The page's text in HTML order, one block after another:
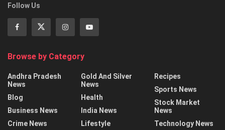
Follow Us
Browse by Category
Andhra Pradesh
News
Blog
Business News
Crime News
Gold And Silver
News
Health
India News
Lifestyle
Recipes
Sports News
Stock Market
News
Technology News